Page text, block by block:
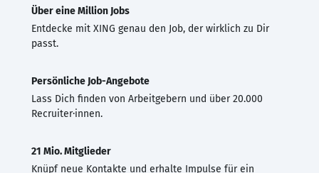
Über eine Million Jobs
Entdecke mit XING genau den Job, der wirklich zu Dir
passt.
Persönliche Job-Angebote
Lass Dich finden von Arbeitgebern und über 20.000
Recruiter·innen.
21 Mio. Mitglieder
Knüpf neue Kontakte und erhalte Impulse für ein